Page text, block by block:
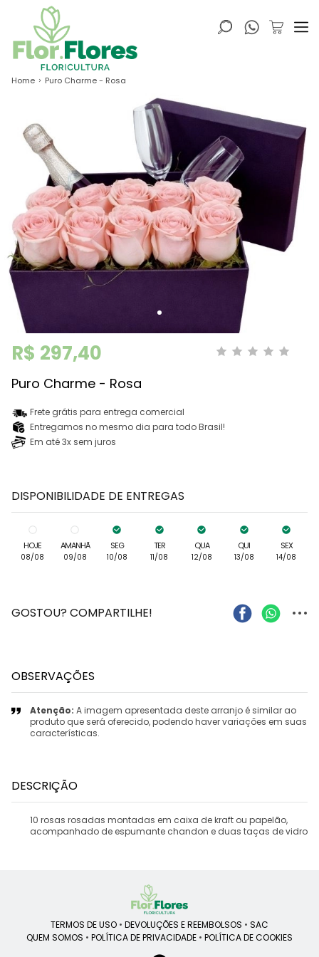
Home Puro Charme - Rosa
R$ 297,40
Puro Charme - Rosa
Frete grátis para entrega comercial
Entregamos no mesmo dia para todo Brasil!
Em até 3x sem juros
DISPONIBILIDADE DE ENTREGAS
HOJE
08/08
AMANHÃ
09/08
SEG
10/08
TER
11/08
QUA
12/08
QUI
13/08
SEX
14/08
GOSTOU? COMPARTILHE! ...
OBSERVAÇÕES
Atenção: A imagem apresentada deste arranjo é similar ao
produto que será oferecido, podendo haver variações em suas
características.
DESCRIÇÃO
10 rosas rosadas montadas em caixa de kraft ou papelão,
acompanhado de espumante chandon e duas taças de vidro
TERMOS DE USO • DEVOLUÇÕES E REEMBOLSOS • SAC
QUEM SOMOS • POLÍTICA DE PRIVACIDADE • POLÍTICA DE COOKIES